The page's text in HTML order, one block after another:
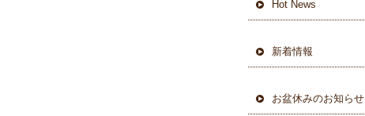
Hot News
新着情報
お盆休みのお知らせ